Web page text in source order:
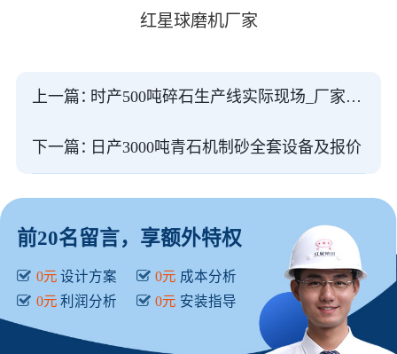
红星球磨机厂家
上一篇： 时产500吨碎石生产线实际现场_厂家负责安装吗？
下一篇：日产3000吨青石机制砂全套设备及报价
前20名留言，享额外特权
0元 设计方案 0元 成本分析
0元 利润分析 0元 安装指导